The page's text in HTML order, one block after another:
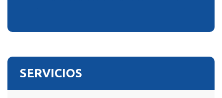
SERVICIOS